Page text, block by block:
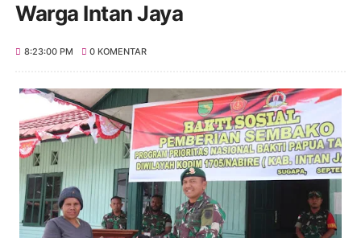
Warga Intan Jaya
8:23:00 PM 0 KOMENTAR